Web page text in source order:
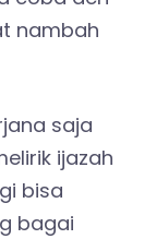
nambah
saja
ijazah
bisa
bagai